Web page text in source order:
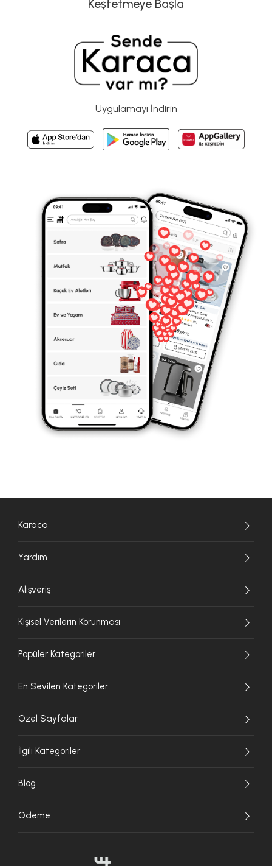
Keşfetmeye Başla
Uygulamayı İndirin
Karaca
Yardım
Alışveriş
Kişisel Verilerin Korunması
Popüler Kategoriler
En Sevilen Kategoriler
Özel Sayfalar
İlgili Kategoriler
Blog
Ödeme